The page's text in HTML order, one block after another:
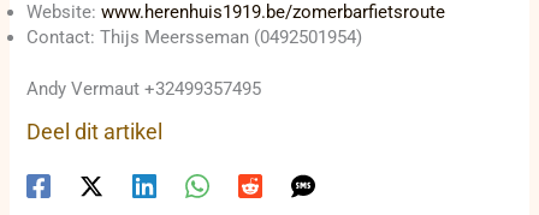
Website:www.herenhuis1919.be/zomerbarfietsroute
Contact: Thijs Meersseman (0492501954)
Andy Vermaut +32499357495
Deel dit artikel